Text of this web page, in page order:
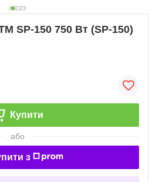
SP-150 750 Вт (SP-150)
Купити
або
з